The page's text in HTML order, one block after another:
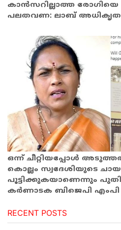
കാന്‍സറില്ലാത്ത
പലതവണ: ലാബ് അധികൃതര്‍
ഒന്ന് ചീറ്റിയപ്പോള്‍
കൊല്ലം സ്വദേശിയുടെ
പൂട്ടിക്കുകയാണെന്നും പുതിയ
കര്‍ണാടക ബിജെപി എംപി
RECENT POSTS